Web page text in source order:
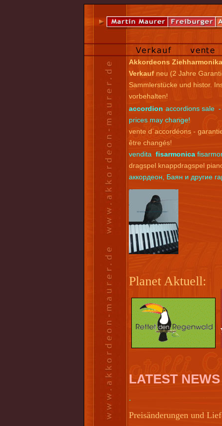
Akkordeons
Verkauf neu (2 Jahre
Sammlerstücke und histor.
vorbehalten!
accordion accordions sale -
prices may change!
vente d´accordéons -
être changés!
vendita fisarmonica
dragspel knappdragspel
аккордеон, Баян и другие
Planet Aktuell:
LATEST NEWS
.
Preisänderungen und